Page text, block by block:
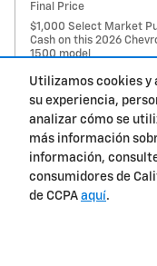
Utilizamos cookies y
su experiencia,
analizar cómo se
más información
información,
consumidores de
de CCPA aquí.
Final Price
$1,000 Select Market
Cash on this 2026
1500 model
$2,000 Customer Cash
Chevrolet Silverado
Detalles
Chevrolet Silverado
Detalles
Precio final
$500 GM First
2026 Chevrolet